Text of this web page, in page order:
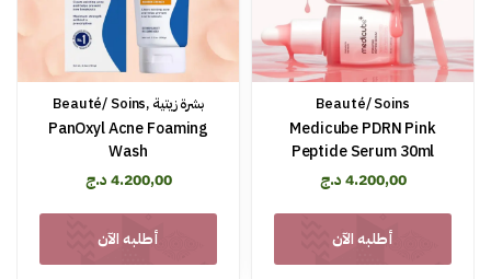
Beauté/ Soins, بشرة زيتية
PanOxyl Acne Foaming
Wash
4.200,00د.ج
أطلبه الآن
Beauté/ Soins
Medicube PDRN Pink
Peptide Serum 30ml
4.200,00د.ج
أطلبه الآن